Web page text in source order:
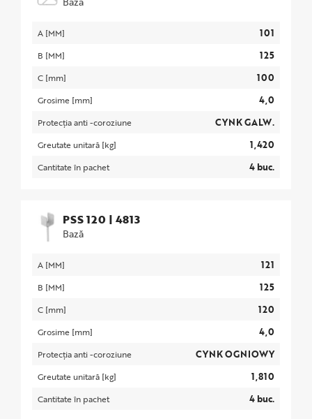
A [MM] 101
B [MM] 125
C [mm] 100
Grosime [mm] 4,0
Protecția anti -coroziune CYNK GALW.
Greutate unitară [kg] 1,420
Cantitate în pachet 4 buc.
PSS 120 | 4813
Bază
A [MM] 121
B [MM] 125
C [mm] 120
Grosime [mm] 4,0
Protecția anti -coroziune CYNK OGNIOWY
Greutate unitară [kg] 1,810
Cantitate în pachet 4 buc.